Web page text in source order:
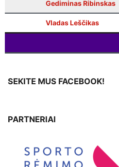
Gediminas Ribinskas
Vladas Leščikas
SEKITE MUS FACEBOOK!
PARTNERIAI